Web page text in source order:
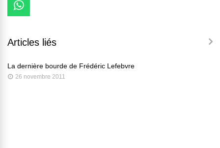
Articles liés
La dernière bourde de Frédéric Lefebvre
26 novembre 2011